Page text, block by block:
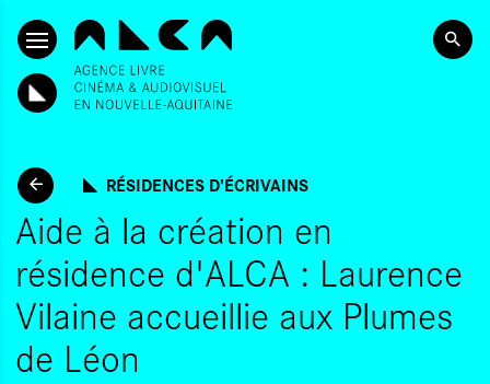
ALLER AU CONTENU PRINCIPAL
RÉSIDENCES D'ÉCRIVAINS
Aide à la création en
résidence d'ALCA : Laurence
Vilaine accueillie aux Plumes
de Léon